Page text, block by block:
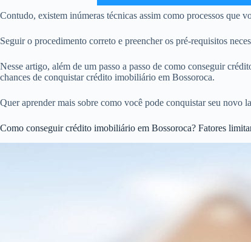
Contudo, existem inúmeras técnicas assim como processos que
Seguir o procedimento correto e preencher os pré-requisitos
Nesse artigo, além de um passo a passo de como conseguir
chances de conquistar crédito imobiliário em Bossoroca.
Quer aprender mais sobre como você pode conquistar seu
Como conseguir crédito imobiliário em Bossoroca? Fatores